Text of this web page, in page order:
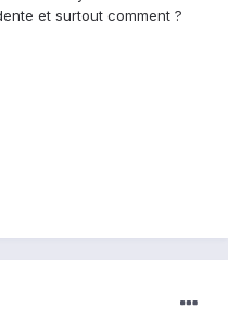
et surtout comment ?